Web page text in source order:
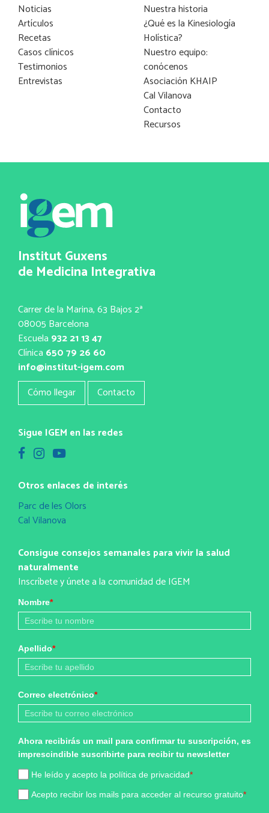
Noticias
Artículos
Recetas
Casos clínicos
Testimonios
Entrevistas
Nuestra historia
¿Qué es la Kinesiología
Holística?
Nuestro equipo:
conócenos
Asociación KHAIP
Cal Vilanova
Contacto
Recursos
Institut Guxens
de Medicina Integrativa
Carrer de la Marina, 63 Bajos 2ª
08005 Barcelona
Escuela 932 21 13 47
Clínica 650 79 26 60
info@institut-igem.com
Cómo llegar
Contacto
Sigue IGEM en las redes
Otros enlaces de interés
Parc de les Olors
Cal Vilanova
Consigue consejos semanales para vivir la salud
naturalmente
Inscríbete y únete a la comunidad de IGEM
Nombre*
Apellido*
Correo electrónico*
Ahora recibirás un mail para confirmar tu suscripción, es
imprescindible suscribirte para recibir tu newsletter
He leído y acepto la política de privacidad*
Acepto recibir los mails para acceder al recurso gratuito*